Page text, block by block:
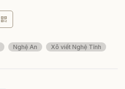
Nghệ An Xô viết Nghệ Tĩnh